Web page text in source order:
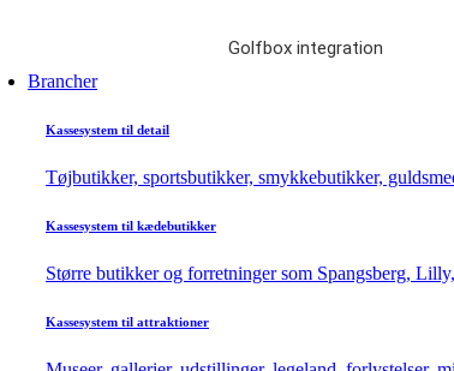
Golfbox integration
Brancher
Kassesystem til detail
Tøjbutikker, sportsbutikker, smykkebutikker,
Kassesystem til kædebutikker
Større butikker og forretninger som Spangsberg,
Kassesystem til attraktioner